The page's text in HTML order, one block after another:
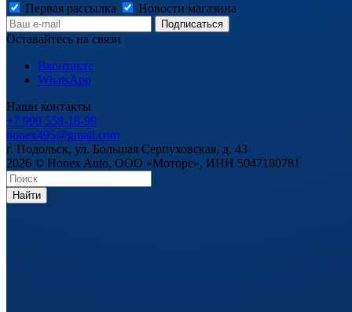
Первая рассылка
Новости магазина
Оставайтесь на связи
Вконтакте
WhatsApp
Наши контакты
+7 999 558-18-99
honex495@gmail.com
г. Подольск, ул. Большая Серпуховская, д. 43
2026 © Honex Auto, ООО «Моторс», ИНН 5047180781
Найти